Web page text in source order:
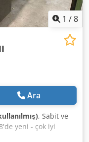
1 /8
Ara
, Sabit ve
yeni - çok iyi
M70 Kontrol